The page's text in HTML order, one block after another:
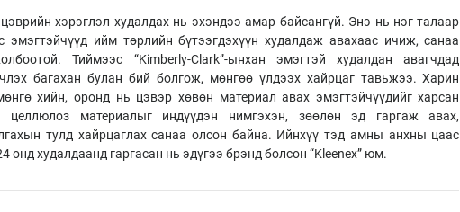
хэрэглэл худалдах нь эхэндээ амар байсангүй. Энэ нь нэг талаар
эмэгтэйчүүд ийм төрлийн бүтээгдэхүүн худалдаж авахаас ичиж, санаа
Тиймээс “Kimberly-Clark”-ынхан эмэгтэй худалдан авагчдад
багахан булан бий болгож, мөнгөө үлдээх хайрцаг тавьжээ. Харин
хийн, оронд нь цэвэр хөвөн материал авах эмэгтэйчүүдийг харсан
целлюлоз материалыг индүүдэн нимгэхэн, зөөлөн эд гаргаж авах,
тулд хайрцаглах санаа олсон байна. Ийнхүү тэд амны анхны цаас
онд худалдаанд гаргасан нь эдүгээ брэнд болсон “Kleenex” юм.